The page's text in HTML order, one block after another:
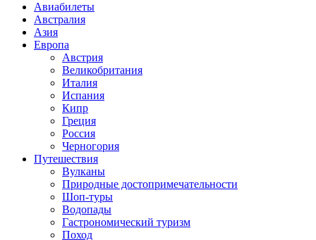
Авиабилеты
Австралия
Азия
Европа
Австрия
Великобритания
Италия
Испания
Кипр
Греция
Россия
Черногория
Путешествия
Вулканы
Природные достопримечательности
Шоп-туры
Водопады
Гастрономический туризм
Поход